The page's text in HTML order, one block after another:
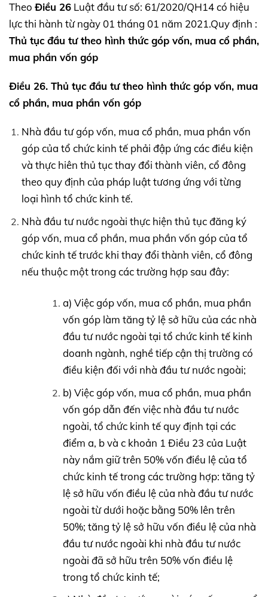
Theo Điều 26 Luật đầu tư số: 61/2020/QH14 có hiệu
lực thi hành từ ngày 01 tháng 01 năm 2021.Quy định :
Thủ tục đầu tư theo hình thức góp vốn, mua cổ phần,
mua phần vốn góp
Điều 26. Thủ tục đầu tư theo hình thức góp vốn, mua
cổ phần, mua phần vốn góp
Nhà đầu tư góp vốn, mua cổ phần, mua phần vốn
góp của tổ chức kinh tế phải đập ứng các điều kiện
và thực hiên thủ tục thay đổi thành viên, cổ đông
theo quy định của pháp luật tương ứng với từng
loại hình tổ chức kinh tế.
Nhà đầu tư nước ngoài thực hiện thủ tục đăng ký
góp vốn, mua cổ phần, mua phần vốn góp của tổ
chức kinh tế trước khi thay đổi thành viên, cổ đông
nếu thuộc một trong các trường hợp sau đây:
a) Việc góp vốn, mua cổ phần, mua phần
vốn góp làm tăng tỷ lệ sở hữu của các nhà
đầu tư nước ngoài tại tổ chức kinh tế kinh
doanh ngành, nghề tiếp cận thị trường có
điều kiện đối với nhà đầu tư nước ngoài;
b) Việc góp vốn, mua cổ phần, mua phần
vốn góp dẫn đến việc nhà đầu tư nước
ngoài, tổ chức kinh tế quy định tại các
điểm a, b và c khoản 1 Điều 23 của Luật
này nắm giữ trên 50% vốn điều lệ của tổ
chức kinh tế trong các trường hợp: tăng tỷ
lệ sở hữu vốn điều lệ của nhà đầu tư nước
ngoài từ dưới hoặc bằng 50% lên trên
50%; tăng tỷ lệ sở hữu vốn điều lệ của nhà
đầu tư nước ngoài khi nhà đầu tư nước
ngoài đã sở hữu trên 50% vốn điều lệ
trong tổ chức kinh tế;